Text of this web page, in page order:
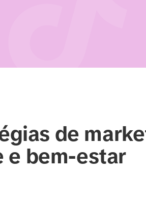
de
e bem-estar